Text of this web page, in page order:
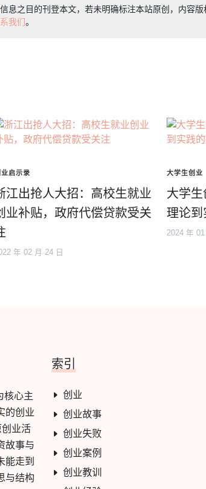
息之目的刊登本文，若未明确标注本站原创，内容
我们。
业启示录
江出抢人大招：高校生就业
业补贴，政府代偿贷款受关
年 02 月 24 日
大学生创业
大学
理论到
2024 年
核心主
的创业
创业活
故事与
能走到
与结构
索引
创业
创业故事
创业失败
创业案例
创业教训